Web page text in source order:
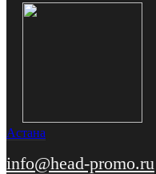
Астана
info@head-promo.ru